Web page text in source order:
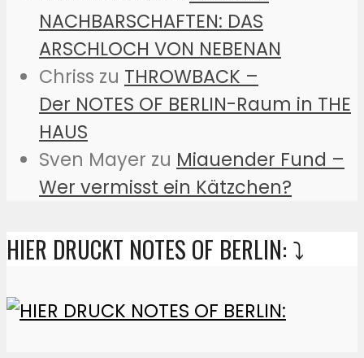
NACHBARSCHAFTEN: DAS
ARSCHLOCH VON NEBENAN
Chriss zu THROWBACK –
Der NOTES OF BERLIN-Raum in THE
HAUS
Sven Mayer zu Miauender Fund –
Wer vermisst ein Kätzchen?
HIER DRUCKT NOTES OF BERLIN: ⤵️